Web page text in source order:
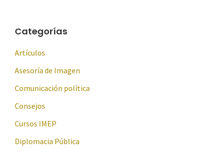
Categorías
Artículos
Asesoría de Imagen
Comunicación política
Consejos
Cursos IMEP
Diplomacia Pública